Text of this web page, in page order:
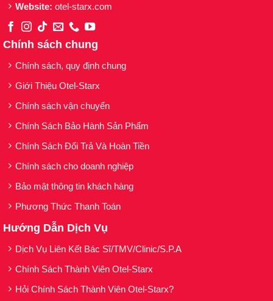
Website: otel-starx.com
Chính sách chung
Chính sách, quy định chung
Giới Thiệu Otel-Starx
Chính sách vận chuyển
Chính Sách Bảo Hành Sản Phẩm
Chính Sách Đổi Trả Và Hoàn Tiền
Chính sách cho doanh nghiệp
Bảo mật thông tin khách hàng
Phương Thức Thanh Toán
Hướng Dẫn Dịch Vụ
Dịch Vụ Liên Kết Bác Sĩ/TMV/Clinic/S.P.A
Chính Sách Thành Viên Otel-Starx
Hỏi Chính Sách Thành Viên Otel-Starx?